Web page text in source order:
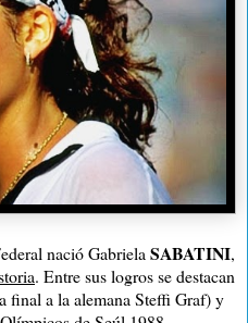
nació GabrielaSABATINI,
. Entre sus logros se destacan
final a la alemana Steffi Graf) y